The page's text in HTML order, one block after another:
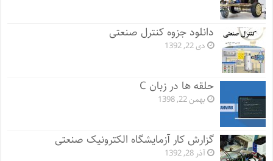
دانلود جزوه کنترل صنعتی
دی 22, 1392
حلقه ها در زبان C
بهمن 22, 1398
گزارش کار آزمایشگاه الکترونیک صنعتی
آذر 28, 1392